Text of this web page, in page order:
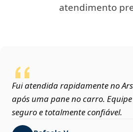
atendimento
Fui atendida rapidamente no
após uma pane no carro.
seguro e totalmente confiável.